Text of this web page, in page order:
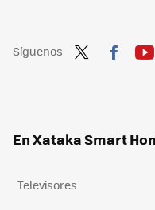
Síguenos
En Xataka Smart
Televisores